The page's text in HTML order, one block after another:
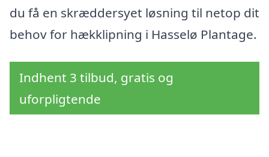
du få en skræddersyet løsning til netop dit
behov for hækklipning i Hasselø Plantage.
Indhent 3 tilbud, gratis og
uforpligtende